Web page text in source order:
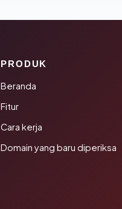
PRODUK
Beranda
Fitur
Cara kerja
Domain yang baru diperiksa